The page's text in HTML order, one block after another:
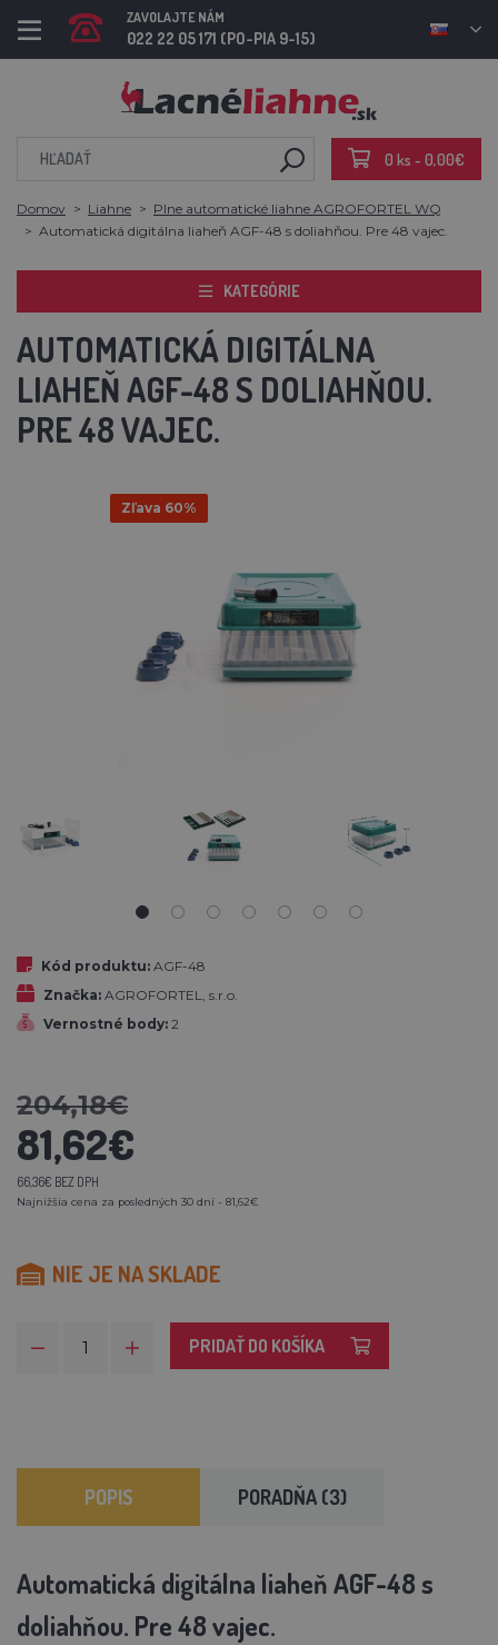
ZAVOLAJTE NÁM
022 22 05 171 (PO-PIA 9-15)
0 ks - 0,00€
Domov Liahne
Plne automatické liahne AGROFORTEL WQ
Automatická digitálna liaheň AGF-48 s doliahňou. Pre 48 vajec.
KATEGÓRIE
AUTOMATICKÁ DIGITÁLNA
LIAHEŇ AGF-48 S DOLIAHŇOU.
PRE 48 VAJEC.
Zľava 60%
Kód produktu: AGF-48
Značka: AGROFORTEL, s.r.o.
Vernostné body: 2
204,18€
81,62€
66,36€ BEZ DPH
Najnižšia cena za posledných 30 dní - 81,62€
NIE JE NA SKLADE
PRIDAŤ DO KOŠÍKA
POPIS PORADŇA (3)
Automatická digitálna liaheň AGF-48 s
doliahňou. Pre 48 vajec.